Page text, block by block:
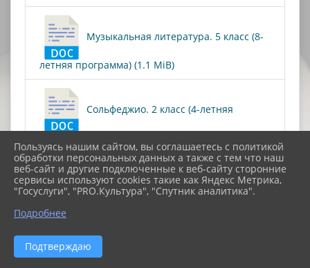
Музыкальная литература. 5 класс (8-
летняя программа) (1.1 MiB)
Сольфеджио. 2 класс (4-летняя
Сольфеджио. 3 класс (8-летняя
программа) (904.0 KiB)
Сольфеджио. 5 класс (8-летняя
Пользуясь нашим сайтом, вы соглашаетесь с политикой
обработки персональных данных а также с тем что наш
веб-сайт и другие подключенные к веб-сайту сторонние
сервисы используют cookies такие как Яндекс Метрика,
"Госуслуги", "PRO.Культура", "Спутник аналитика".
Подробнее
Подтверждаю